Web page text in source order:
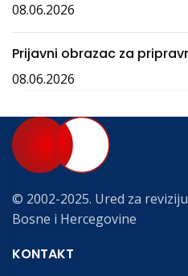
08.06.2026
Prijavni obrazac za
08.06.2026
© 2002-2025. Ured za
Bosne i Hercegovine
KONTAKT